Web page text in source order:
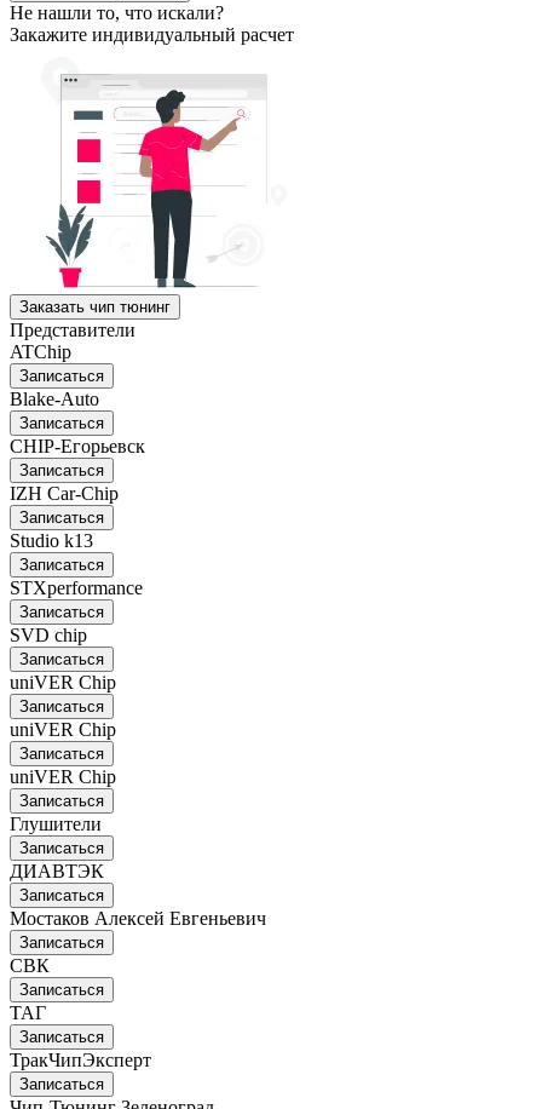
Не нашли то, что искали?
Закажите индивидуальный расчет
Заказать чип тюнинг
Представители
ATChip
Записаться
Blake-Auto
Записаться
CHIP-Егорьевск
Записаться
IZH Car-Chip
Записаться
Studio k13
Записаться
STXperformance
Записаться
SVD chip
Записаться
uniVER Chip
Записаться
uniVER Chip
Записаться
uniVER Chip
Записаться
Глушители
Записаться
ДИАВТЭК
Записаться
Мостаков Алексей Евгеньевич
Записаться
СВК
Записаться
ТАГ
Записаться
ТракЧипЭксперт
Записаться